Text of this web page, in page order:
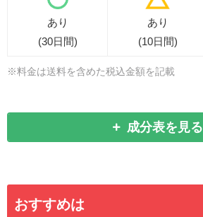
あり
(30日間)
あり
(10日間)
※料金は送料を含めた税込金額を記載
成分表を見る
おすすめは